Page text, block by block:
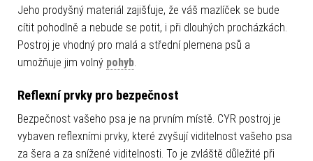
Jeho prodyšný materiál zajišťuje, že váš mazlíček se bude
cítit pohodlně a nebude se potit, i při dlouhých procházkách.
Postroj je vhodný pro malá a střední plemena psů a
umožňuje jim volný pohyb.
Reflexní prvky pro bezpečnost
Bezpečnost vašeho psa je na prvním místě. CYR postroj je
vybaven reflexními prvky, které zvyšují viditelnost vašeho psa
za šera a za snížené viditelnosti. To je zvláště důležité při